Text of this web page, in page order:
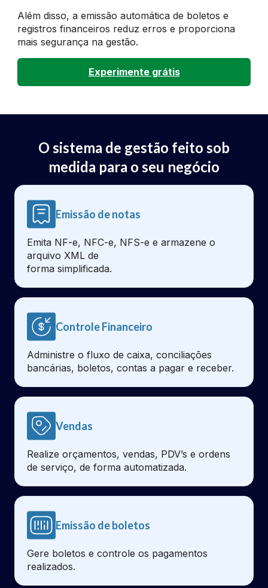
Além disso, a emissão automática de boletos e
registros financeiros reduz erros e proporciona
mais segurança na gestão.
Experimente grátis
O sistema de gestão feito sob
medida para o seu negócio
Emissão de notas
Emita NF-e, NFC-e, NFS-e e armazene o
arquivo XML de
forma simplificada.
Controle Financeiro
Administre o fluxo de caixa, conciliações
bancárias, boletos, contas a pagar e receber.
Vendas
Realize orçamentos, vendas, PDV’s e ordens
de serviço, de forma automatizada.
Emissão de boletos
Gere boletos e controle os pagamentos
realizados.